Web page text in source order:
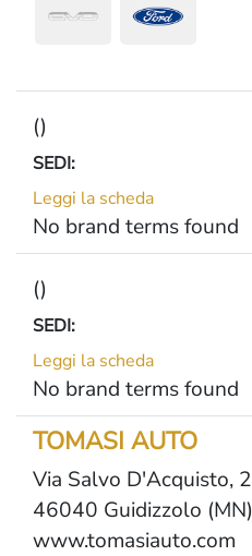
()
SEDI:
Leggi la scheda
No brand terms found
()
SEDI:
Leggi la scheda
No brand terms found
TOMASI AUTO
Via Salvo D'Acquisto, 2
46040 Guidizzolo (MN)
www.tomasiauto.com